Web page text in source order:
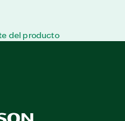
del producto